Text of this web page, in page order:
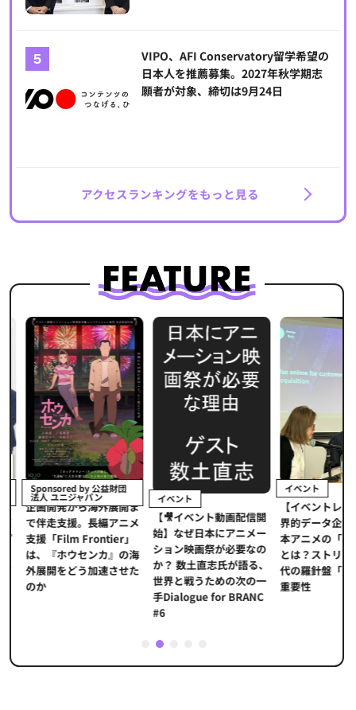
VIPO、AFI Conservatory留学希望の
日本人を推薦募集。2027年秋学期志
願者が対象、締切は9月24日
アクセスランキングをもっと見る
Sponsored by 公益財団
法人 ユニジャパン
企画開発から海外展開ま
で伴走支援。長編アニメ
支援「Film Frontier」
は、『ホウセンカ』の海
外展開をどう加速させた
のか
イベント
【🎥イベント動画配信開
始】なぜ日本にアニメー
ション映画祭が必要なの
か？ 数土直志氏が語る、
世界と戦うための次の一
手Dialogue for BRANC
#6
イベント
【イベントレポ
界的データ企業
本アニメの「真
とは？ストリー
代の羅針盤「デ
重要性
2